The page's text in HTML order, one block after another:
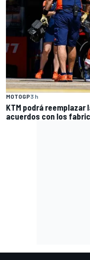
MOTOGP3 h
KTM podrá
acuerdos con los